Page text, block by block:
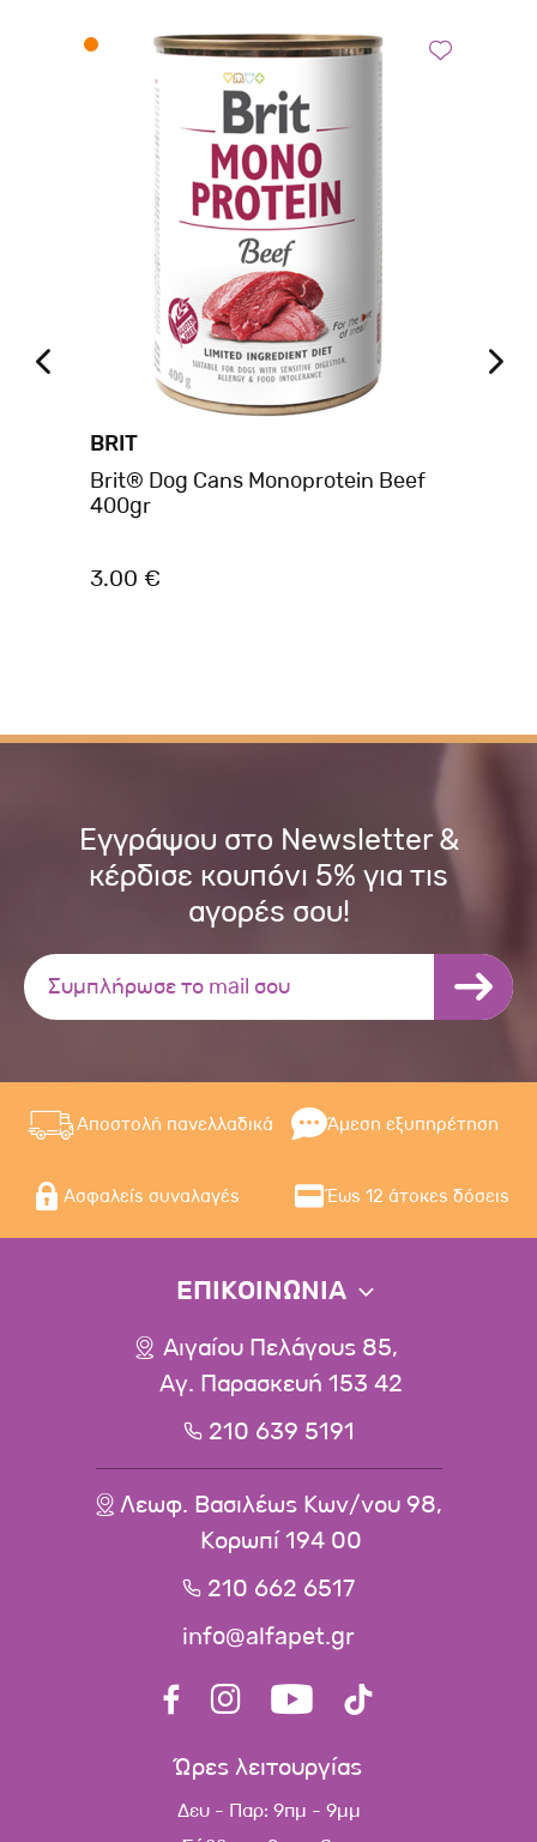
BRIT
Brit® Dog Cans Monoprotein Beef
400gr
3.00 €
Εγγράψου στο Newsletter &
κέρδισε κουπόνι 5% για τις
αγορές σου!
Αποστολή πανελλαδικά Άμεση εξυπηρέτηση
Ασφαλείς συναλαγές Έως 12 άτοκες δόσεις
ΕΠΙΚΟΙΝΩΝΙΑ
Αιγαίου Πελάγους 85,
Αγ. Παρασκευή 153 42
210 639 5191
Λεωφ. Βασιλέως Κων/νου 98,
Κορωπί 194 00
210 662 6517
info@alfapet.gr
Ώρες λειτουργίας
Δευ - Παρ: 9πμ - 9μμ